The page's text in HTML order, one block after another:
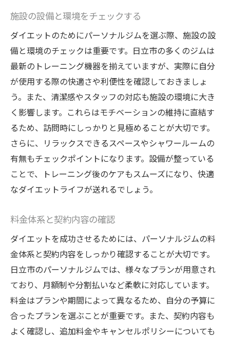
施設の設備と環境をチェックする
ダイエットのためにパーソナルジムを選ぶ際、施設の設
備と環境のチェックは重要です。日立市の多くのジムは
最新のトレーニング機器を揃えていますが、実際に自分
が使用する際の快適さや利便性を確認しておきましょ
う。また、清潔感やスタッフの対応も施設の環境に大き
く影響します。これらはモチベーションの維持に直結す
るため、訪問時にしっかりと見極めることが大切です。
さらに、リラックスできるスペースやシャワールームの
有無もチェックポイントになります。設備が整っている
ことで、トレーニング後のケアもスムーズになり、快適
なダイエットライフが送れるでしょう。
料金体系と契約内容の確認
ダイエットを成功させるためには、パーソナルジムの料
金体系と契約内容をしっかり確認することが大切です。
日立市のパーソナルジムでは、様々なプランが用意され
ており、月額制や分割払いなど柔軟に対応しています。
料金はプランや期間によって異なるため、自分の予算に
合ったプランを選ぶことが重要です。また、契約内容も
よく確認し、追加料金やキャンセルポリシーについても